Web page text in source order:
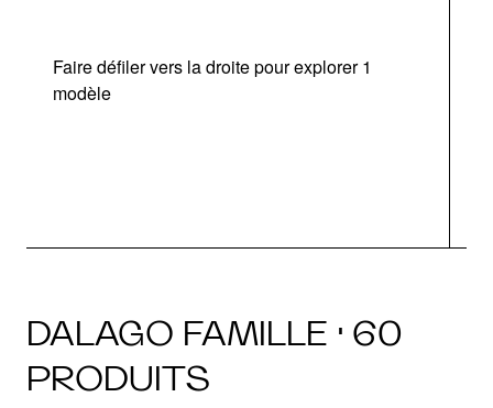
Faire défiler vers la droite pour explorer 1
modèle
DALAGO FAMILLE · 60
PRODUITS